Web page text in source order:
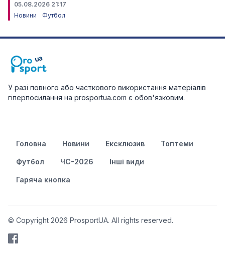
05.08.2026 21:17
Новини
Футбол
У разі повного або часткового використання матеріалів
гіперпосилання на prosportua.com є обов'язковим.
Головна Новини Ексклюзив Топтеми
Футбол ЧС-2026 Інші види
Гаряча кнопка
© Copyright 2026 ProsportUA. All rights reserved.